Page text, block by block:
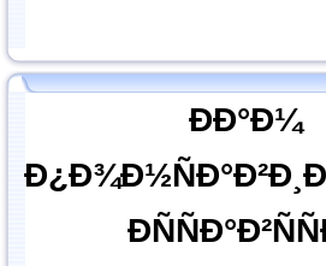
ÐÐ°Ð¼